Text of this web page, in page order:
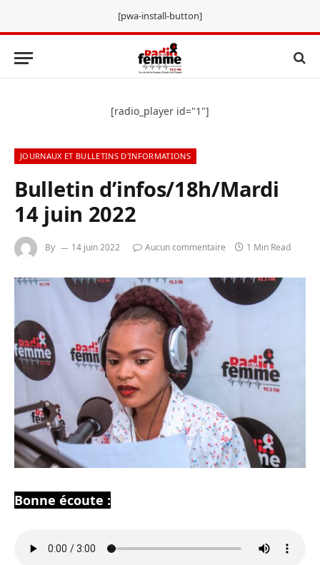
[pwa-install-button]
[radio_player id="1"]
JOURNAUX ET BULLETINS D'INFORMATIONS
Bulletin d’infos/18h/Mardi
14 juin 2022
By 14 juin 2022 Aucun commentaire 1 Min Read
Bonne écoute :